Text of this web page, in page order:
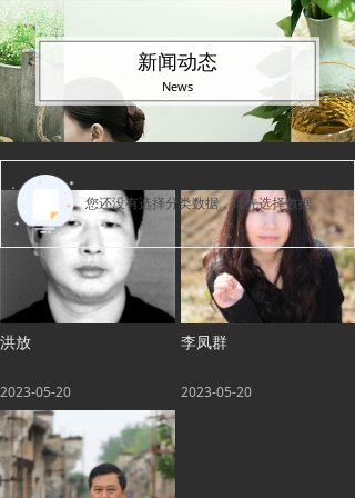
您还没有选择分类数据，请先选择数据
洪放
2023-05-20
李凤群
2023-05-20
新闻动态
News